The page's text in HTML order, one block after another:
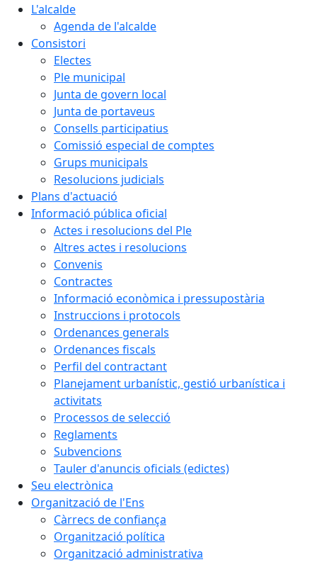
L'alcalde
Agenda de l'alcalde
Consistori
Electes
Ple municipal
Junta de govern local
Junta de portaveus
Consells participatius
Comissió especial de comptes
Grups municipals
Resolucions judicials
Plans d'actuació
Informació pública oficial
Actes i resolucions del Ple
Altres actes i resolucions
Convenis
Contractes
Informació econòmica i pressupostària
Instruccions i protocols
Ordenances generals
Ordenances fiscals
Perfil del contractant
Planejament urbanístic, gestió urbanística i
activitats
Processos de selecció
Reglaments
Subvencions
Tauler d'anuncis oficials (edictes)
Seu electrònica
Organització de l'Ens
Càrrecs de confiança
Organització política
Organització administrativa